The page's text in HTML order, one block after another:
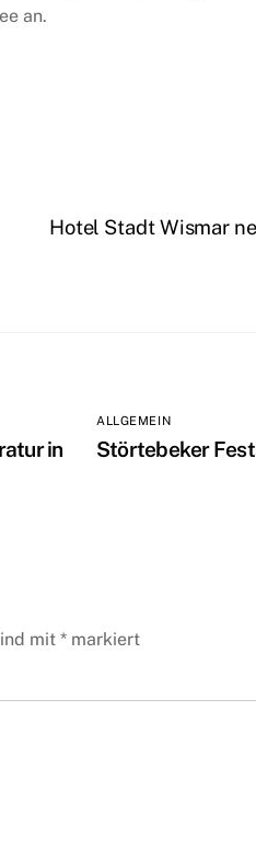
an.
Hotel Stadt Wismar
in
ALLGEMEIN
Störtebeker
mit * markiert